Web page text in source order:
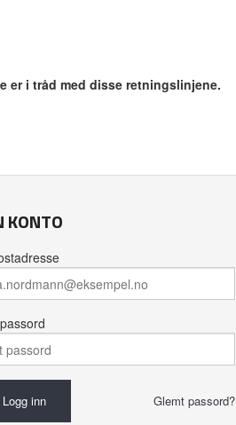
er i tråd med disse retningslinjene.
KONTO
Glemt passord?